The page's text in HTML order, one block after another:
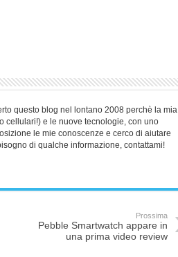
questo blog nel lontano 2008 perchè la mia
cellulari!) e le nuove tecnologie, con uno
le mie conoscenze e cerco di aiutare
di qualche informazione, contattami!
Prossima
Pebble Smartwatch appare in
una prima video review